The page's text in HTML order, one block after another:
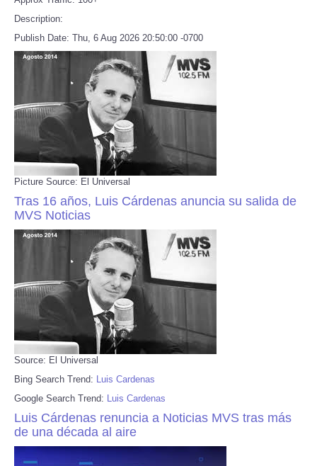
Description:
Publish Date: Thu, 6 Aug 2026 20:50:00 -0700
Picture Source: El Universal
Tras 16 años, Luis Cárdenas anuncia su salida de
MVS Noticias
Source: El Universal
Bing Search Trend: Luis Cardenas
Google Search Trend: Luis Cardenas
Luis Cárdenas renuncia a Noticias MVS tras más
de una década al aire